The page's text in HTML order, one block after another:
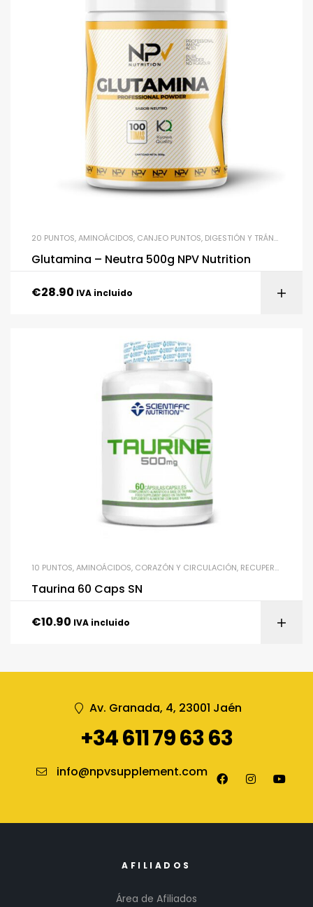
20 PUNTOS,AMINOÁCIDOS, CANJEO PUNTOS, DIGESTIÓN Y TRÁNSITO INTESTINAL
Glutamina – Neutra 500g NPV Nutrition
€28.90 IVA incluido
10 PUNTOS,AMINOÁCIDOS, CORAZÓN Y CIRCULACIÓN, RECUPERACIÓN Y POST-ENTRENAMIENTO
Taurina 60 Caps SN
€10.90 IVA incluido
Av. Granada, 4, 23001 Jaén
+34 611 79 63 63
info@npvsupplement.com
AFILIADOS
Área de Afiliados